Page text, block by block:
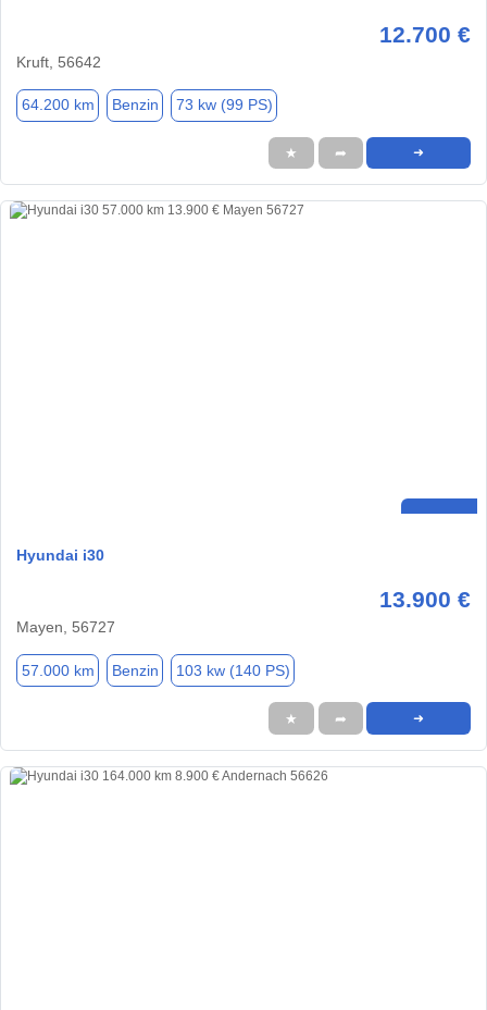
12.700 €
Kruft, 56642
64.200 km Benzin 73 kw (99 PS)
★ ➦ ➜
Hyundai i30
13.900 €
Mayen, 56727
57.000 km Benzin 103 kw (140 PS)
★ ➦ ➜